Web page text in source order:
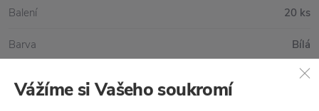
Balení 20 ks
Barva Bílá
Papír
Vážíme si Vašeho soukromí